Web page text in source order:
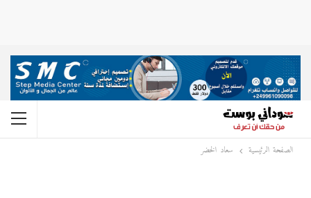
الصفحة الرئيسية سعاد الخضر